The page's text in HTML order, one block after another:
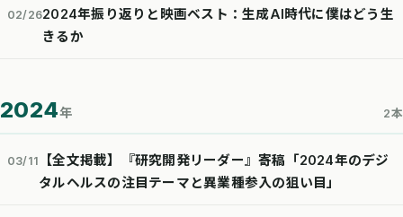
02/262024年振り返りと映画ベスト：生成AI時代に僕はどう生
きるか
2024年 2本
03/11
【全文掲載】『研究開発リーダー』寄稿「2024年のデジ
タルヘルスの注目テーマと異業種参入の狙い目」